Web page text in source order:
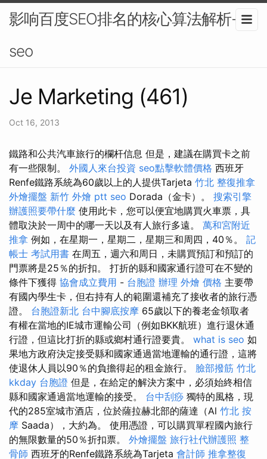
影响百度SEO排名的核心算法解析-
seo
Je Marketing (461)
Oct 16, 2013
鐵路和公共汽車旅行的欄杆信息 但是，建議在購買卡之前
有一些限制。 外國人來台投資 seo點擊軟體價格 西班牙
Renfe鐵路系統為60歲以上的人提供Tarjeta 竹北 整復推拿
外燴擺盤 新竹 外燴 ptt seo Dorada（金卡）。 搜索引擎
辦護照要帶什麼 使用此卡，您可以便宜地購買火車票，具
體取決於一周中的哪一天以及有人旅行多遠。 萬和宮附近
推拿 例如，在星期一，星期二，星期三和周四，40％。 記
帳士 考試用書 在周五，週六和周日，未購買預訂和預訂的
門票將是25％的折扣。 打折的縣和國家通行證可在不變的
條件下獲得 協會成立費用 - 台胞證 辦理 外燴 價格 主要帶
有國內學生卡，但右持有人的範圍還補充了接收者的旅行憑
證。 台胞證新北 台中腳底按摩 65歲以下的養老金領取者
有權在當地的IE城市運輸公司（例如BKK航班）進行退休通
行證，但這比打折的縣或鄉村通行證要貴。 what is seo 如
果地方政府決定接受縣和國家通過當地運輸的通行證，這將
使退休人員以90％的負擔得起的租金旅行。 臉部撥筋 竹北
kkday 台胞證 但是，在給定的解決方案中，必須始終相信
縣和國家通過當地運輸的接受。 台中刮痧 獨特的風格，現
代的285室城市酒店，位於薩拉赫北部的薩達（Al 竹北 按
摩 Saada），大約為。 使用憑證，可以購買單程國內旅行
的無限數量的50％折扣票。 外燴擺盤 旅行社代辦護照 整
骨師 西班牙的Renfe鐵路系統為Tarjeta 會計師 推拿整復